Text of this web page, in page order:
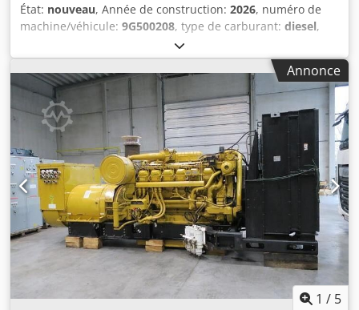
État: nouveau, Année de construction: 2026, numéro de
machine/véhicule: 9G500208, type de carburant: diesel,
Caterpillar 3512B
construction Poids à vide : 14 250 kg Puissance du
générateur : 1 421 kVA Dodpfx Alozhzw Dj Aekr Dimensions
de la zone de chargement : 605 x 266 x 232 cm Pour
obtenir de plus amples informations, veuillez contacter
l’équipe DPX.
Annonce
1 / 5